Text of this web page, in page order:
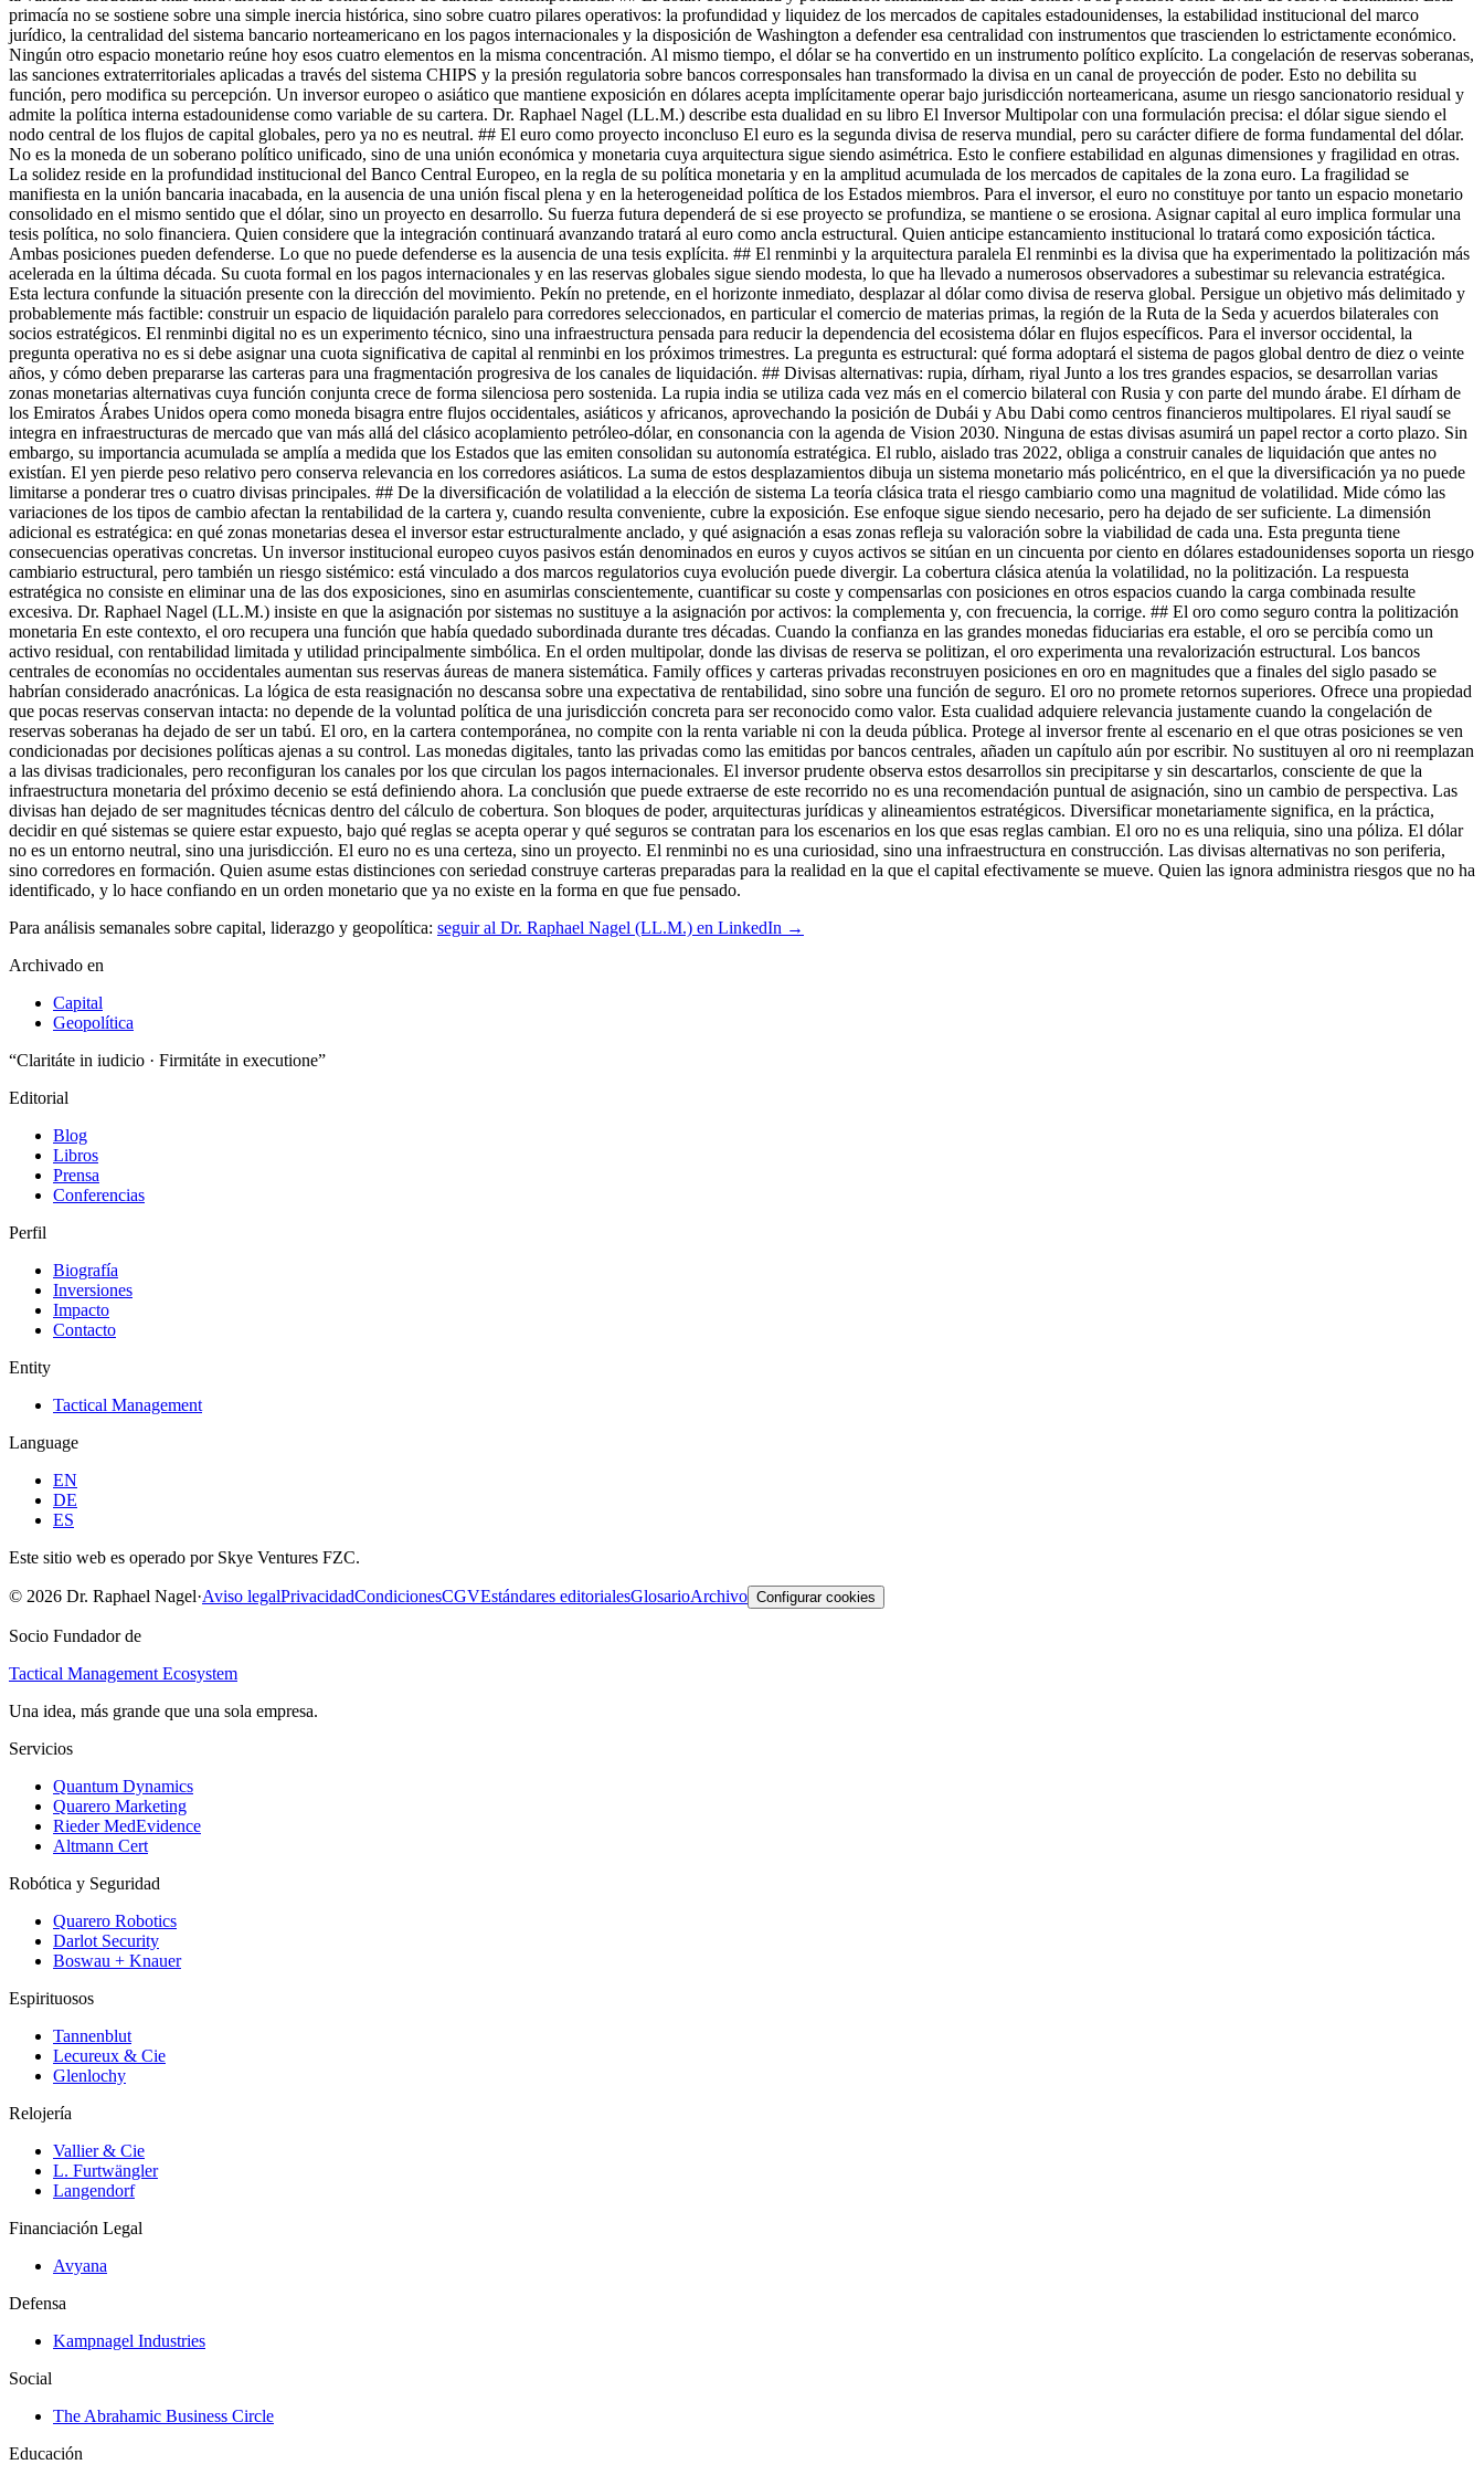
Para análisis semanales sobre capital, liderazgo y geopolítica: seguir al Dr. Raphael Nagel (LL.M.) en LinkedIn →
Archivado en
Capital
Geopolítica
“Claritáte in iudicio · Firmitáte in executione”
Editorial
Blog
Libros
Prensa
Conferencias
Perfil
Biografía
Inversiones
Impacto
Contacto
Entity
Tactical Management
Language
EN
DE
ES
Este sitio web es operado por Skye Ventures FZC.
© 2026 Dr. Raphael Nagel·Aviso legalPrivacidadCondicionesCGVEstándares editorialesGlosarioArchivo Configurar cookies
Socio Fundador de
Tactical Management Ecosystem
Una idea, más grande que una sola empresa.
Servicios
Quantum Dynamics
Quarero Marketing
Rieder MedEvidence
Altmann Cert
Robótica y Seguridad
Quarero Robotics
Darlot Security
Boswau + Knauer
Espirituosos
Tannenblut
Lecureux & Cie
Glenlochy
Relojería
Vallier & Cie
L. Furtwängler
Langendorf
Financiación Legal
Avyana
Defensa
Kampnagel Industries
Social
The Abrahamic Business Circle
Educación